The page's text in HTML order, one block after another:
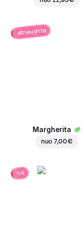
atnaujinta
Margherita
nuo7,00 €
hit